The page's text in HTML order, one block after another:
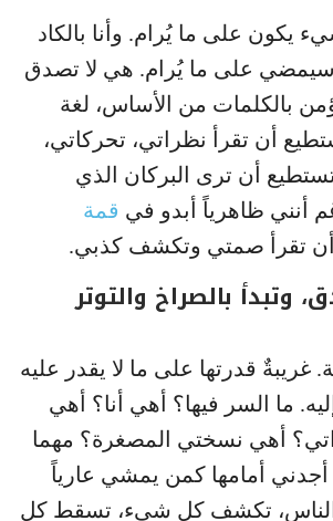
يكون على ما يُرام. وأنا بالكاد
على ما يُرام. هي لا تصدق
بالكلمات من الأساس، لغة
أن تقرأ نظراتي، تحركاتي،
تستطيع أن ترى البركان الذي
أنني ظاهرياً أبدو في قمة
تقرأ صمتي وتكشف كذبي.
وتبدأ بالصراخ والتوتر
غريبةٌ قدرتها على ما لا يقدر عليه
ما السر فيها؟ أهي أنا؟ أهي
أهي نسختي المصغرة؟ مهما
أمامها كمن يمشي عارياً
تكشف كل شيء، تسقط كل